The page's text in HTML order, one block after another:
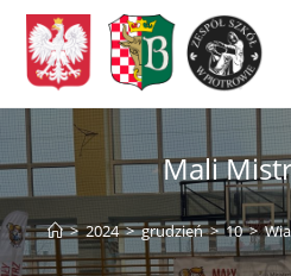
Skip
content
Mali
> 2024 > grudzień > 10 >